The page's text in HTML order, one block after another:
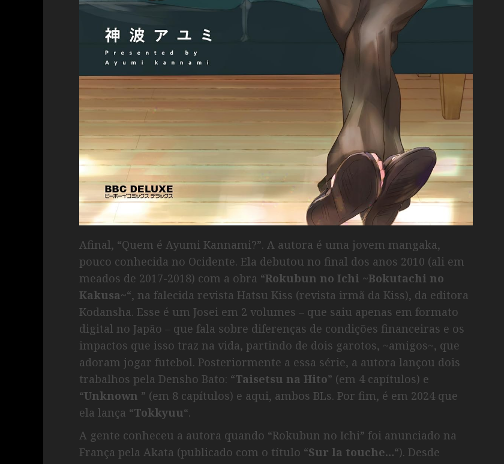
Afinal, “Quem é Ayumi Kannami?”. A autora é uma jovem mangaka,
pouco conhecida no Ocidente. Ela debutou no final dos anos 2010 (ali em
meados de 2017-2018) com a obra “Rokubun no Ichi ~Bokutachi no
Kakusa~“, na falecida revista Hatsu Kiss (revista irmã da Kiss), da editora
Kodansha. Esse é um Josei em 2 volumes – que saiu apenas em formato
digital no Japão – que fala sobre diferenças de condições financeiras e os
impactos que isso traz na vida, partindo de dois garotos, ~amigos~, que
adoram jogar futebol. Posteriormente a essa série, a autora lançou dois
trabalhos pela Densho Bato: “Taisetsu na Hito” (em 4 capítulos) e
“Unknown ” (em 8 capítulos) e aqui, ambos BLs. Por fim, é em 2024 que
ela lança “Tokkyuu“.
A gente conheceu a autora quando “Rokubun no Ichi” foi anunciado na
França pela Akata (publicado com o título “Sur la touche…“). Desde